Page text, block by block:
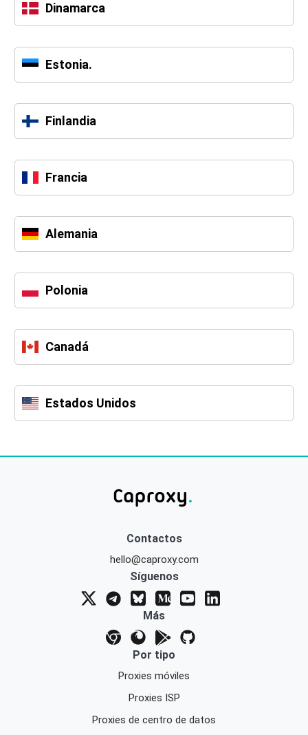
Dinamarca
Estonia.
Finlandia
Francia
Alemania
Polonia
Canadá
Estados Unidos
Contactos
hello@caproxy.com
Síguenos
Más
Por tipo
Proxies móviles
Proxies ISP
Proxies de centro de datos